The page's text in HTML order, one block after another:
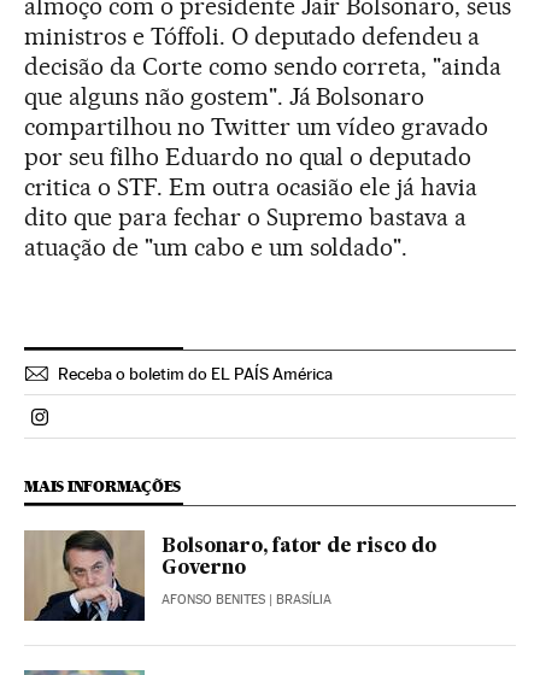
ministros e Tóffoli. O deputado defendeu a
decisão da Corte como sendo correta, "ainda
que alguns não gostem". Já Bolsonaro
compartilhou no Twitter um vídeo gravado
por seu filho Eduardo no qual o deputado
critica o STF. Em outra ocasião ele já havia
dito que para fechar o Supremo bastava a
atuação de "um cabo e um soldado".
Receba o boletim do EL PAÍS América
Politica El País Brasil en Instagram
MAIS INFORMAÇÕES
Bolsonaro, fator de risco do
Governo
AFONSO BENITES | BRASÍLIA